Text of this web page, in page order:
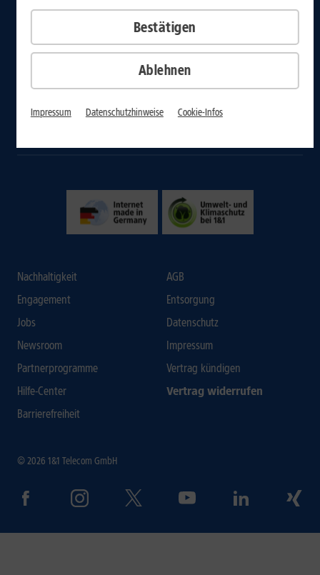
Handys
Kunde wirbt Kunde
Nachhaltigkeit
Engagement
Jobs
Newsroom
Partnerprogramme
Hilfe-Center
Barrierefreiheit
AGB
Entsorgung
Datenschutz
Impressum
Vertrag kündigen
Vertrag widerrufen
© 2026 1&1 Telecom GmbH
Ablehnen
Bestätigen
Impressum Datenschutzhinweise Cookie-Infos